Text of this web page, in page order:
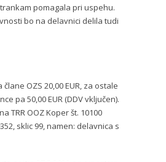
pomagala pri uspehu.
bo na delavnici delila tudi
člane OZS 20,00 EUR, za ostale
pa 50,00 EUR (DDV vključen).
na TRR OOZ Koper št. 10100
sklic 99, namen: delavnica s